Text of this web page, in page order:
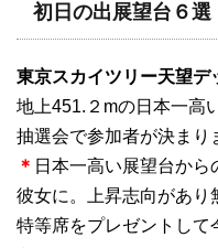
初日の出展望台６選
東京スカイツリー天望
地上451.２mの日本一高
抽選会で参加者が決まり
＊ 日本一高い展望台か
彼女に。上昇志向があり
特等席をプレゼントして